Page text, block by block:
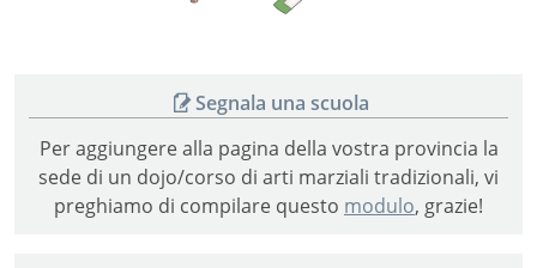
Segnala una scuola
Per aggiungere alla pagina della vostra provincia la
sede di un dojo/corso di arti marziali tradizionali, vi
preghiamo di compilare questo modulo, grazie!